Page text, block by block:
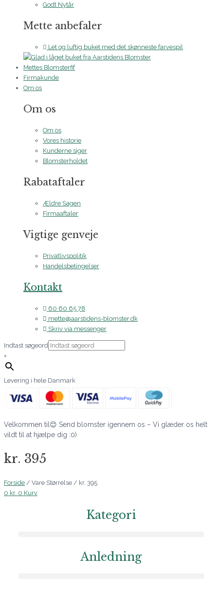
Godt Nytår
Mette anbefaler
Let og luftig buket med det skønneste farvespil
Mettes Blomsterfif
Firmakunde
Om os
Om os
Om os
Vores historie
Kunderne siger
Blomsterholdet
Rabataftaler
Ældre Sagen
Firmaaftaler
Vigtige genveje
Privatlivspolitik
Handelsbetingelser
Kontakt
60 60 65 78
mette@aarstidens-blomster.dk
Skriv via messenger
Indtast søgeord
×
Levering i hele Danmark
Velkommen til😊 Send blomster igennem os – Vi glæder os helt
vildt til at hjælpe dig :0)
kr. 395
Forside / Vare Størrelse / kr. 395
0 kr. 0 Kurv
Kategori
Anledning